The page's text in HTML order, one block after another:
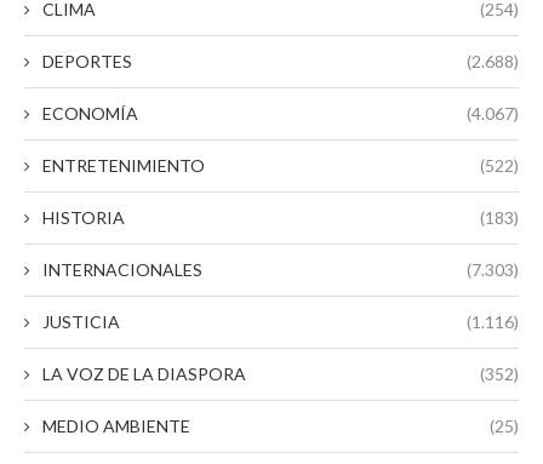
CLIMA (254)
DEPORTES (2.688)
ECONOMÍA (4.067)
ENTRETENIMIENTO (522)
HISTORIA (183)
INTERNACIONALES (7.303)
JUSTICIA (1.116)
LA VOZ DE LA DIASPORA (352)
MEDIO AMBIENTE (25)